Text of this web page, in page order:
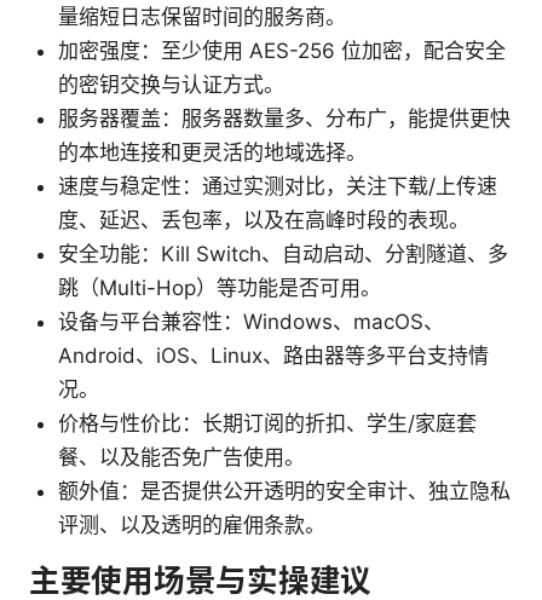
量缩短日志保留时间的服务商。
加密强度：至少使用 AES-256 位加密，配合安全
的密钥交换与认证方式。
服务器覆盖：服务器数量多、分布广，能提供更快
的本地连接和更灵活的地域选择。
速度与稳定性：通过实测对比，关注下载/上传速
度、延迟、丢包率，以及在高峰时段的表现。
安全功能：Kill Switch、自动启动、分割隧道、多
跳（Multi-Hop）等功能是否可用。
设备与平台兼容性：Windows、macOS、
Android、iOS、Linux、路由器等多平台支持情
况。
价格与性价比：长期订阅的折扣、学生/家庭套
餐、以及能否免广告使用。
额外值：是否提供公开透明的安全审计、独立隐私
评测、以及透明的雇佣条款。
主要使用场景与实操建议